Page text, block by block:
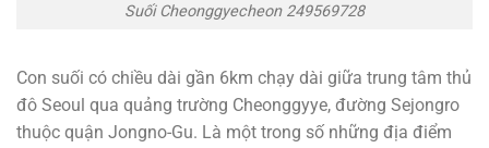
Suối Cheonggyecheon 249569728
Con suối có chiều dài gần 6km chạy dài giữa trung tâm thủ
đô Seoul qua quảng trường Cheonggyye, đường Sejongro
thuộc quận Jongno-Gu. Là một trong số những địa điểm